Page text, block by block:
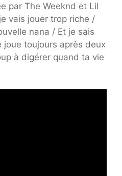
par The Weeknd et Lil
vais jouer trop riche /
nana / Et je sais
toujours après deux
à digérer quand ta vie